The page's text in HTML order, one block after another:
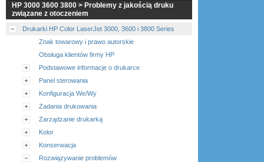
HP 3000 3600 3800 > Problemy z jakością druku
związane z otoczeniem
Drukarki HP Color LaserJet 3000, 3600 i 3800 Series
Znak towarowy i prawo autorskie
Obsługa klientów firmy HP
Podstawowe informacje o drukarce
Panel sterowania
Konfiguracja We/Wy
Zadania drukowania
Zarządzanie drukarką
Kolor
Konserwacja
Rozwiązywanie problemów